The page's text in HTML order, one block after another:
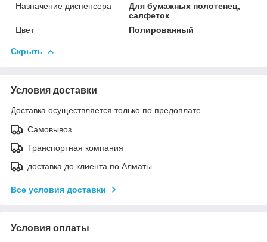
Назначение диспенсера
Для бумажных полотенец,
салфеток
Цвет
Полированный
Скрыть
Условия доставки
Доставка осуществляется только по предоплате.
Самовывоз
Транспортная компания
доставка до клиента по Алматы
Все условия доставки
Условия оплаты